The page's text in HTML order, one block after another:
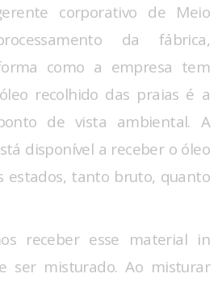
corporativo de Meio
da fábrica,
como a empresa tem
recolhido das praias é a
de vista ambiental. A
disponível a receber o óleo
estados, tanto bruto, quanto
receber esse material in
ser misturado. Ao misturar